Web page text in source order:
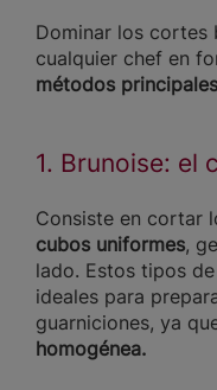
Dominar los cortes
cualquier chef en
métodos
1. Brunoise: el
Consiste en cortar
cubos uniformes,
lado. Estos tipos
ideales para
guarniciones, ya
homogénea.